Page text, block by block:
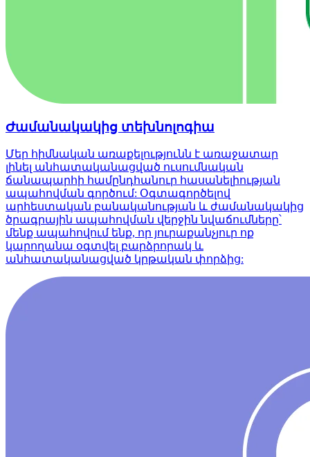
Ժամանակակից տեխնոլոգիա
Մեր հիմնական առաքելությունն է առաջատար
լինել անհատականացված ուսումնական
ճանապարհի համընդհանուր հասանելիության
ապահովման գործում: Օգտագործելով
արհեստական բանականության և ժամանակակից
ծրագրային ապահովման վերջին նվաճումները՝
մենք ապահովում ենք, որ յուրաքանչյուր ոք
կարողանա օգտվել բարձրորակ և
անհատականացված կրթական փորձից: